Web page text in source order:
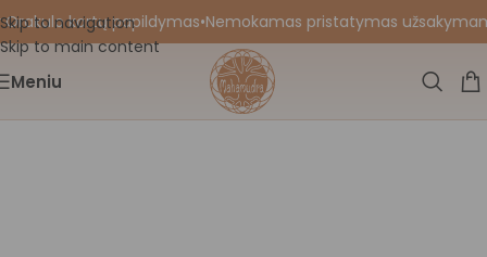
Skip to navigation
Skip to main content
kortų papildymas•Nemokamas pristatymas
Meniu